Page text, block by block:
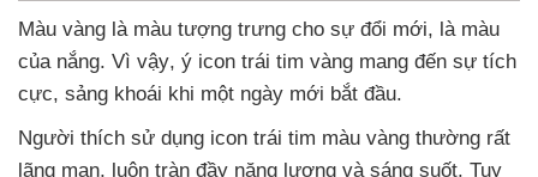
Màu vàng là màu tượng trưng cho sự đổi mới, là màu
của nắng. Vì vậy, ý icon trái tim vàng mang đến sự tích
cực, sảng khoái khi một ngày mới bắt đầu.
Người thích sử dụng icon trái tim màu vàng thường rất
lãng mạn, luôn tràn đầy năng lượng và sáng suốt. Tuy